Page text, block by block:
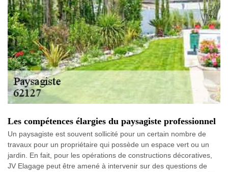
Les compétences élargies du paysagiste professionnel
Un paysagiste est souvent sollicité pour un certain nombre de
travaux pour un propriétaire qui possède un espace vert ou un
jardin. En fait, pour les opérations de constructions décoratives,
JV Elagage peut être amené à intervenir sur des questions de